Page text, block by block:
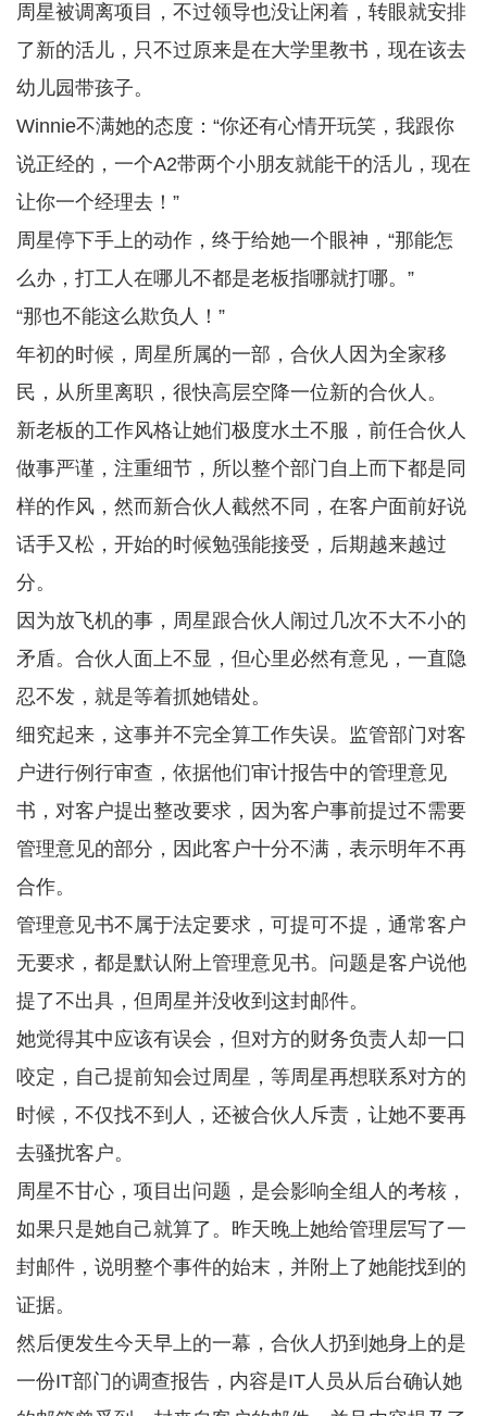
周星被调离项目，不过领导也没让闲着，转眼就安排
了新的活儿，只不过原来是在大学里教书，现在该去
幼儿园带孩子。
Winnie不满她的态度：“你还有心情开玩笑，我跟你
说正经的，一个A2带两个小朋友就能干的活儿，现在
让你一个经理去！”
周星停下手上的动作，终于给她一个眼神，“那能怎
么办，打工人在哪儿不都是老板指哪就打哪。”
“那也不能这么欺负人！”
年初的时候，周星所属的一部，合伙人因为全家移
民，从所里离职，很快高层空降一位新的合伙人。
新老板的工作风格让她们极度水土不服，前任合伙人
做事严谨，注重细节，所以整个部门自上而下都是同
样的作风，然而新合伙人截然不同，在客户面前好说
话手又松，开始的时候勉强能接受，后期越来越过
分。
因为放飞机的事，周星跟合伙人闹过几次不大不小的
矛盾。合伙人面上不显，但心里必然有意见，一直隐
忍不发，就是等着抓她错处。
细究起来，这事并不完全算工作失误。监管部门对客
户进行例行审查，依据他们审计报告中的管理意见
书，对客户提出整改要求，因为客户事前提过不需要
管理意见的部分，因此客户十分不满，表示明年不再
合作。
管理意见书不属于法定要求，可提可不提，通常客户
无要求，都是默认附上管理意见书。问题是客户说他
提了不出具，但周星并没收到这封邮件。
她觉得其中应该有误会，但对方的财务负责人却一口
咬定，自己提前知会过周星，等周星再想联系对方的
时候，不仅找不到人，还被合伙人斥责，让她不要再
去骚扰客户。
周星不甘心，项目出问题，是会影响全组人的考核，
如果只是她自己就算了。昨天晚上她给管理层写了一
封邮件，说明整个事件的始末，并附上了她能找到的
证据。
然后便发生今天早上的一幕，合伙人扔到她身上的是
一份IT部门的调查报告，内容是IT人员从后台确认她